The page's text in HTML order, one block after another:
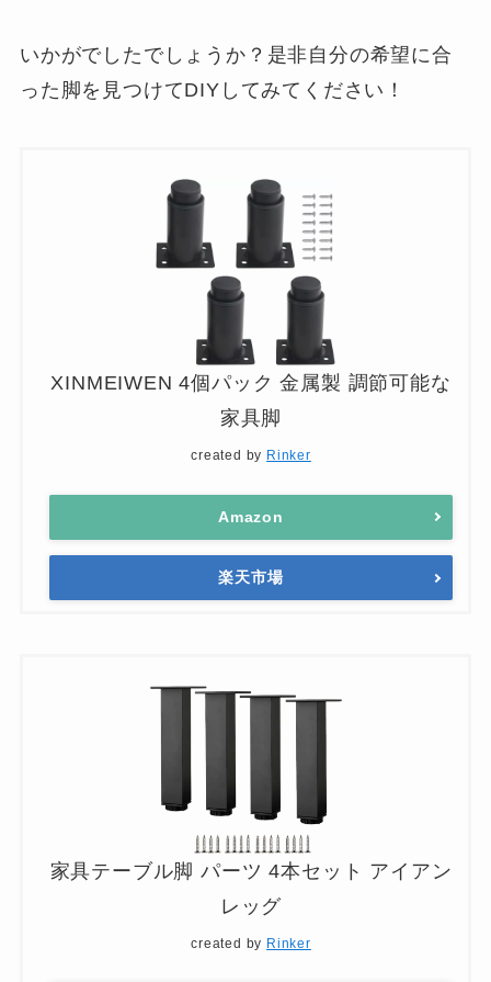
いかがでしたでしょうか？是非自分の希望に合
った脚を見つけてDIYしてみてください！
XINMEIWEN 4個パック 金属製 調節可能な
家具脚
created by Rinker
Amazon
楽天市場
家具テーブル脚 パーツ 4本セット アイアン
レッグ
created by Rinker